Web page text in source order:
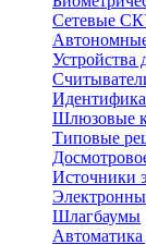
Сетевые
Устройства
Шлюзовые
Типовые
Источники
Шлагбаумы
Автоматика